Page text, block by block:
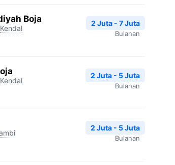
Boja
Kendal
2 Juta - 7 Juta
Bulanan
Kendal
2 Juta - 5 Juta
Bulanan
2 Juta - 5 Juta
Bulanan